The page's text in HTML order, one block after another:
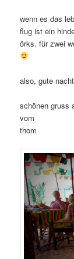
wenn es das
flug ist ein
örks. für zwei
also, gute
schönen gruss
vom
thom